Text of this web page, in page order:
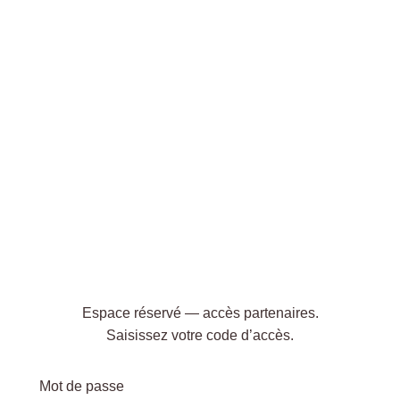
Espace réservé — accès partenaires.
Saisissez votre code d’accès.
Mot de passe